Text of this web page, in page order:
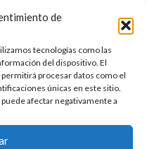
de
tecnologías como las
del dispositivo. El
procesar datos como el
únicas en este sitio.
afectar negativamente a
de
0
julio
de
2026
0
p
s
i
s
t
o
f
í